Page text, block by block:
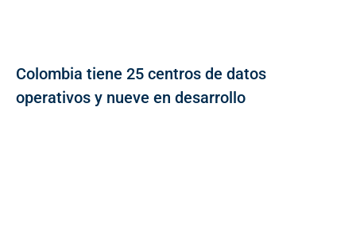
Colombia tiene 25 centros de datos
operativos y nueve en desarrollo